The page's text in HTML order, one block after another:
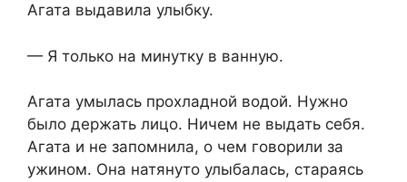
Агата выдавила улыбку.
— Я только на минутку в ванную.
Агата умылась прохладной водой. Нужно
было держать лицо. Ничем не выдать себя.
Агата и не запомнила, о чем говорили за
ужином. Она натянуто улыбалась, стараясь